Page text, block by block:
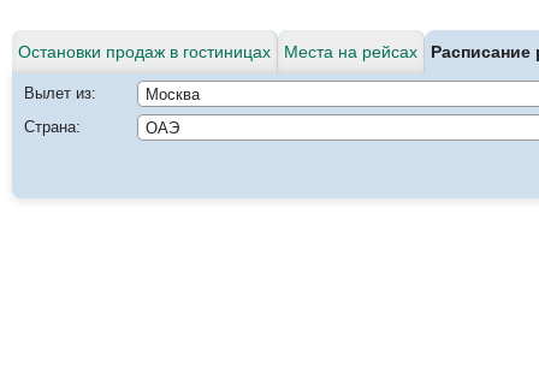
Остановки продаж в гостиницах Места на рейсах Расписание
Вылет из:
Страна: